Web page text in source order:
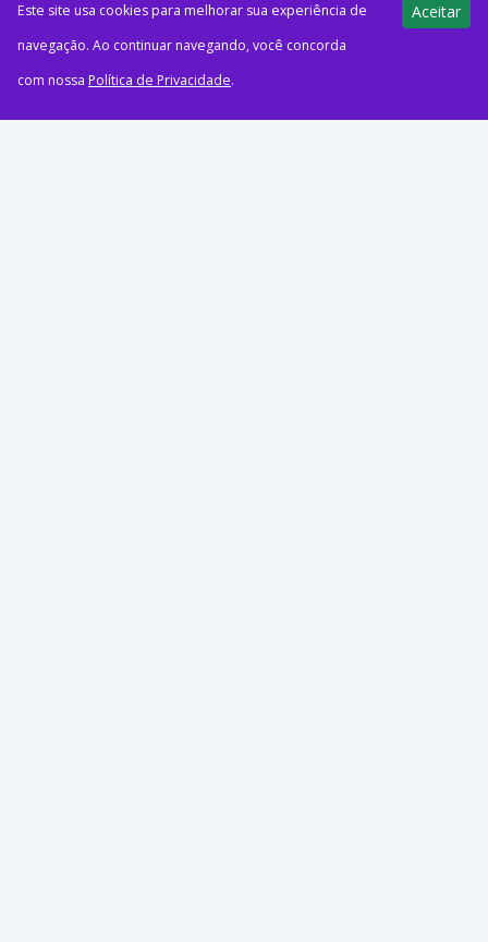
ago72026EsferaCréditos: magnificComeçou o Turbina Saldo da
Esfera! Nesta sexta-feira, a Esfera reúne uma nova rodada de
Este site usa cookies para melhorar sua experiência de
navegação. Ao continuar navegando, você concorda
com nossa Política de Privacidade.
Aceitar